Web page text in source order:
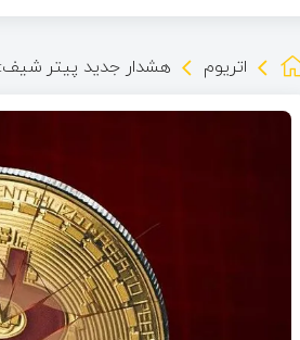
اتریوم هشدار جدید پیتر شیف: بیت ‌کوین تا ۷۵ هزار دلار و